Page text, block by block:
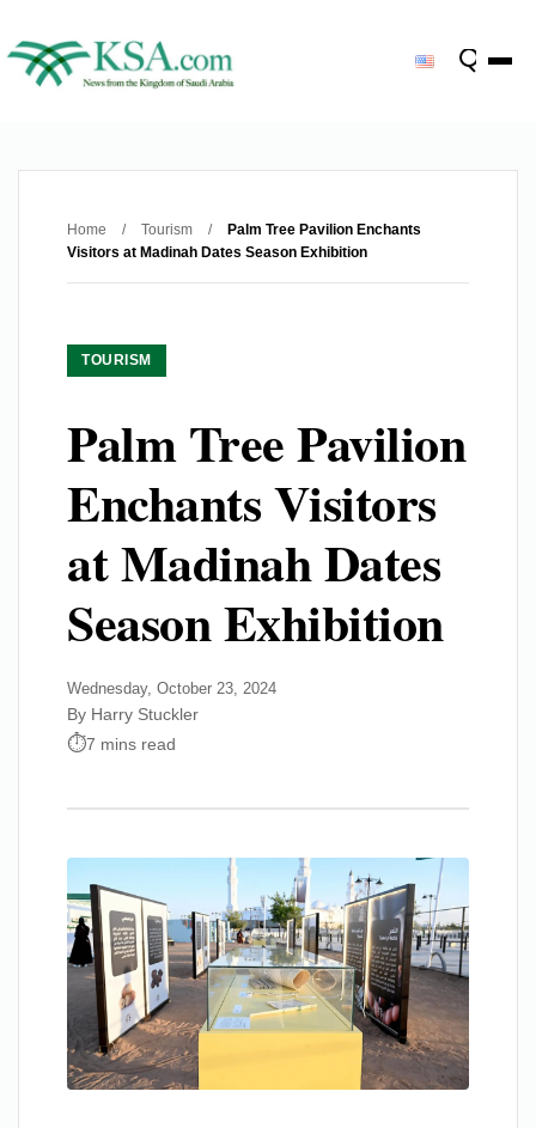
Home / Tourism /
Palm Tree Pavilion Enchants
Visitors at Madinah Dates Season Exhibition
TOURISM
Palm Tree Pavilion
Enchants Visitors
at Madinah Dates
Season Exhibition
Wednesday, October 23, 2024
By Harry Stuckler
7 mins read